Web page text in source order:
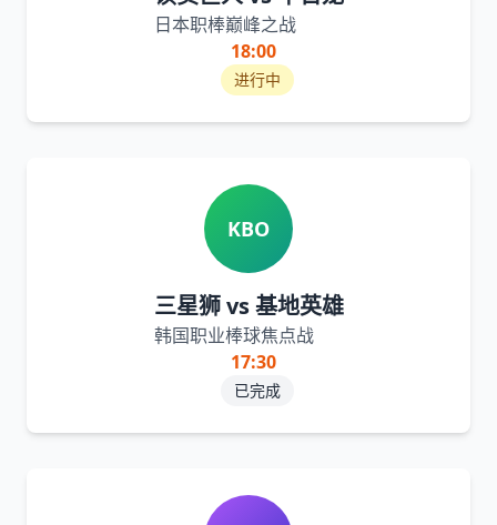
日本职棒巅峰之战
18:00
进行中
KBO
三星狮 vs 基地英雄
韩国职业棒球焦点战
17:30
已完成